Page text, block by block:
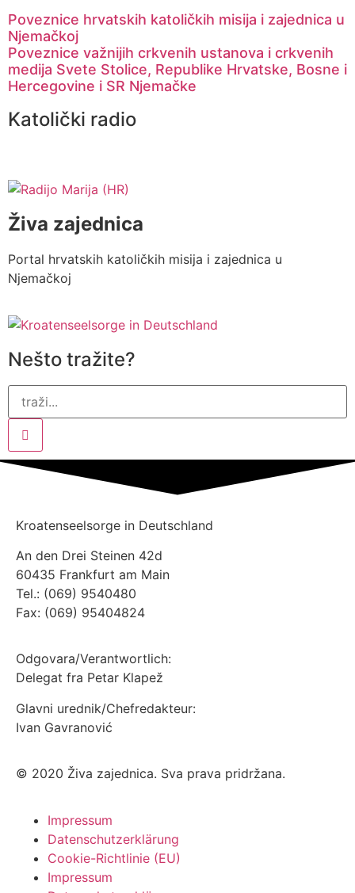
Poveznice hrvatskih katoličkih misija i zajednica u
Njemačkoj
Poveznice važnijih crkvenih ustanova i crkvenih
medija Svete Stolice, Republike Hrvatske, Bosne i
Hercegovine i SR Njemačke
Katolički radio
Živa zajednica
Portal hrvatskih katoličkih misija i zajednica u
Njemačkoj
Nešto tražite?
Kroatenseelsorge in Deutschland
An den Drei Steinen 42d
60435 Frankfurt am Main
Tel.: (069) 9540480
Fax: (069) 95404824
Odgovara/Verantwortlich:
Delegat fra Petar Klapež
Glavni urednik/Chefredakteur:
Ivan Gavranović
© 2020 Živa zajednica. Sva prava pridržana.
Impressum
Datenschutzerklärung
Cookie-Richtlinie (EU)
Impressum